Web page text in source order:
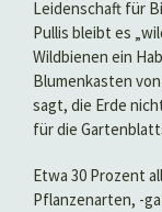
Leidenschaft für
Pullis bleibt es
Wildbienen ein
Blumenkasten
sagt, die Erde
für die
Etwa 30 Prozent
Pflanzenarten, -